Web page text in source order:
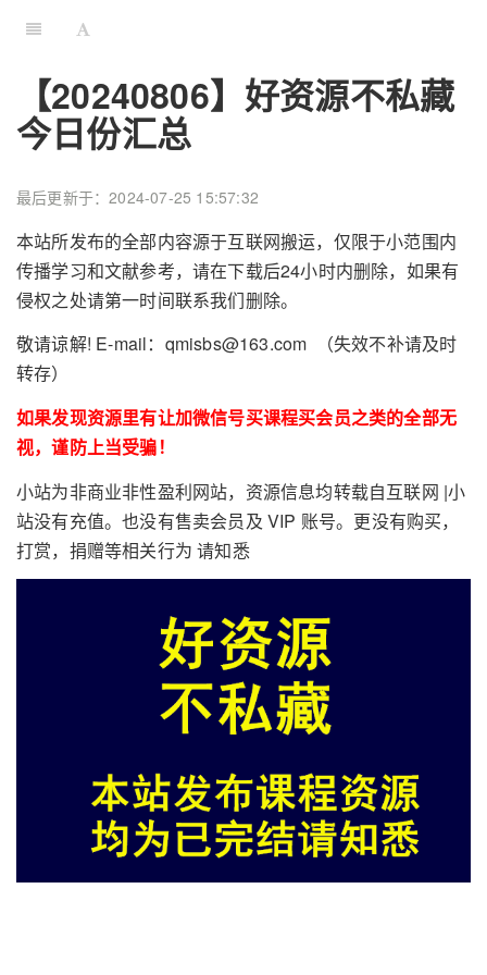
【20240806】好资源不私藏
今日份汇总
最后更新于：2024-07-25 15:57:32
本站所发布的全部内容源于互联网搬运，仅限于小范围内
传播学习和文献参考，请在下载后24小时内删除，如果有
侵权之处请第一时间联系我们删除。
敬请谅解! E-mail：qmisbs@163.com （失效不补请及时
转存）
如果发现资源里有让加微信号买课程买会员之类的全部无
视，谨防上当受骗！
小站为非商业非性盈利网站，资源信息均转载自互联网 |小
站没有充值。也没有售卖会员及 VIP 账号。更没有购买，
打赏，捐赠等相关行为 请知悉